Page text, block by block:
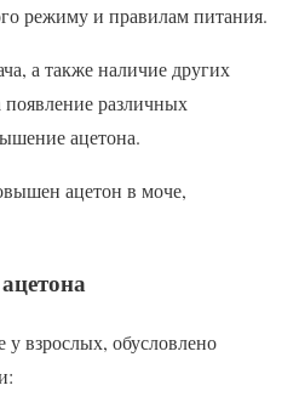
режиму и правилам питания.
а также наличие других
различных
ацетона.
ацетон в моче,
взрослых, обусловлено